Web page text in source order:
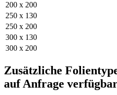
200 x 200
250 x 130
250 x 200
300 x 130
300 x 200
Zusätzliche
auf Anfrage